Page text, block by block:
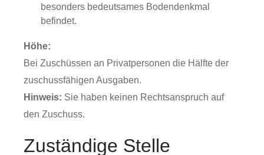
besonders bedeutsames Bodendenkmal
befindet.
Höhe:
Bei Zuschüssen an Privatpersonen die Hälfte der
zuschussfähigen Ausgaben.
Hinweis: Sie haben keinen Rechtsanspruch auf
den Zuschuss.
Zuständige Stelle